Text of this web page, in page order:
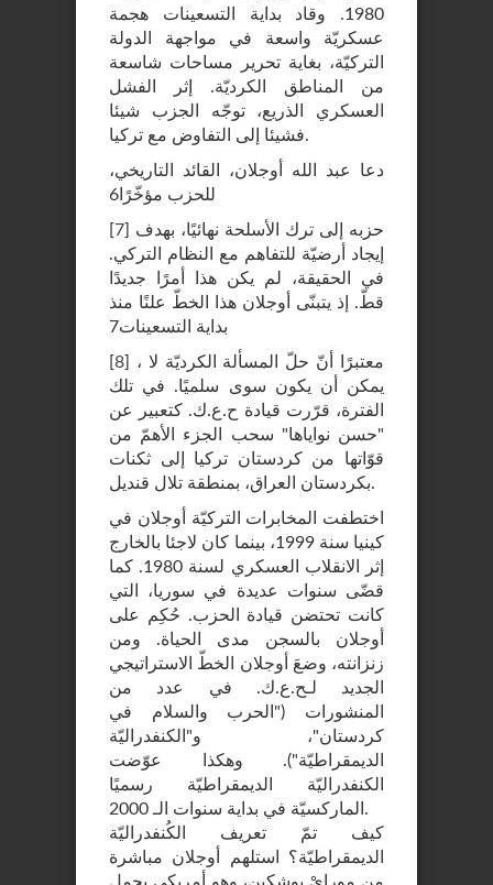
1980. وقاد بداية التسعينات هجمة
عسكريّة واسعة في مواجهة الدولة
التركيّة، بغاية تحرير مساحات شاسعة
من المناطق الكرديّة. إثر الفشل
العسكري الذريع، توجّه الجزب شيئا
فشيئا إلى التفاوض مع تركيا.
دعا عبد الله أوجلان، القائد التاريخي،
للحزب مؤخّرًا6
[7] حزبه إلى ترك الأسلحة نهائيًا، بهدف
إيجاد أرضيّة للتفاهم مع النظام التركي.
في الحقيقة، لم يكن هذا أمرًا جديدًا
قطّ. إذ يتبنّى أوجلان هذا الخطّ علنًا منذ
بداية التسعينات7
[8] ، معتبرًا أنّ حلّ المسألة الكرديّة لا
يمكن أن يكون سوى سلميًا. في تلك
الفترة، قرّرت قيادة ح.ع.ك. كتعبير عن
"حسن نواياها" سحب الجزء الأهمّ من
قوّاتها من كردستان تركيا إلى ثكنات
بكردستان العراق، بمنطقة تلال قنديل.
اختطفت المخابرات التركيّة أوجلان في
كينيا سنة 1999، بينما كان لاجئا بالخارج
إثر الانقلاب العسكري لسنة 1980. كما
قضّى سنوات عديدة في سوريا، التي
كانت تحتضن قيادة الحزب. حُكِم على
أوجلان بالسجن مدى الحياة. ومن
زنزانته، وضعَ أوجلان الخطّ الاستراتيجي
الجديد لـح.ع.ك. في عدد من
المنشورات ("الحرب والسلام في
كردستان"، و"الكنفدراليّة
الديمقراطيّة"). وهكذا عوّضت
الكنفدراليّة الديمقراطيّة رسميًا
الماركسيّة في بداية سنوات الـ 2000.
كيف تمّ تعريف الكُنفدراليّة
الديمقراطيّة؟ استلهم أوجلان مباشرة